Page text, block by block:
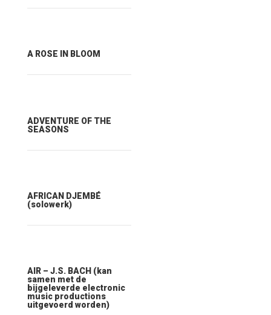
A ROSE IN BLOOM
ADVENTURE OF THE
SEASONS
AFRICAN DJEMBÉ
(solowerk)
AIR – J.S. BACH (kan
samen met de
bijgeleverde electronic
music productions
uitgevoerd worden)